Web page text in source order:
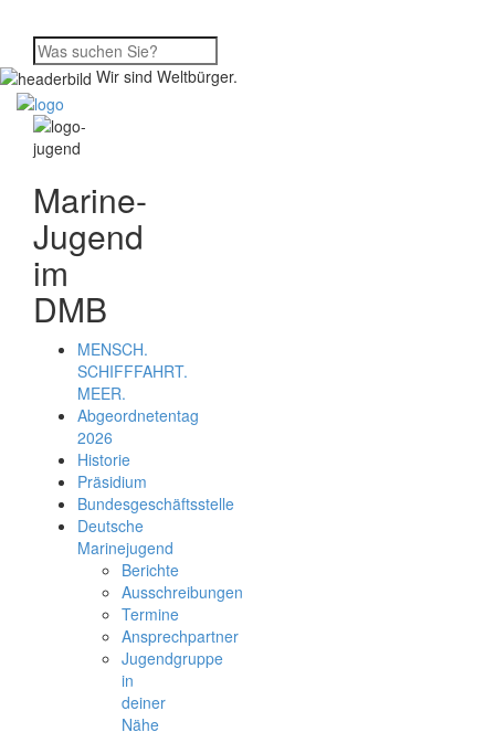
Wir sind Weltbürger.
Marine-
Jugend
im
DMB
MENSCH.
SCHIFFFAHRT.
MEER.
Abgeordnetentag
2026
Historie
Präsidium
Bundesgeschäftsstelle
Deutsche
Marinejugend
Berichte
Ausschreibungen
Termine
Ansprechpartner
Jugendgruppe
in
deiner
Nähe